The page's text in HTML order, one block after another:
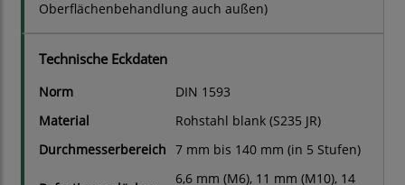
Oberflächenbehandlung auch außen)
Technische Eckdaten
Norm
DIN 1593
Material
Rohstahl blank (S235 JR)
Durchmesserbereich 7 mm bis 140 mm (in 5 Stufen)
6,6 mm (M6), 11 mm (M10), 14